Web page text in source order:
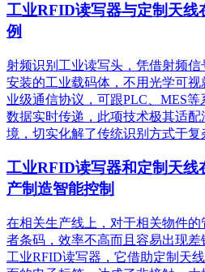
工业RFID读写器与定制天线
例
射频识别工业读写头，凭借射频
安装的工业载码体，不用光学可
业级通信协议，可跟PLC、MES
数据实时传递，此项技术极其适
境，切实化解了传统识别方式于复
工业RFID读写器和定制天线
产制造智能控制
在相关生产线上，对于相关物件
者条码，效率不高而且容易出现
工业RFID读写器，它借助定制天